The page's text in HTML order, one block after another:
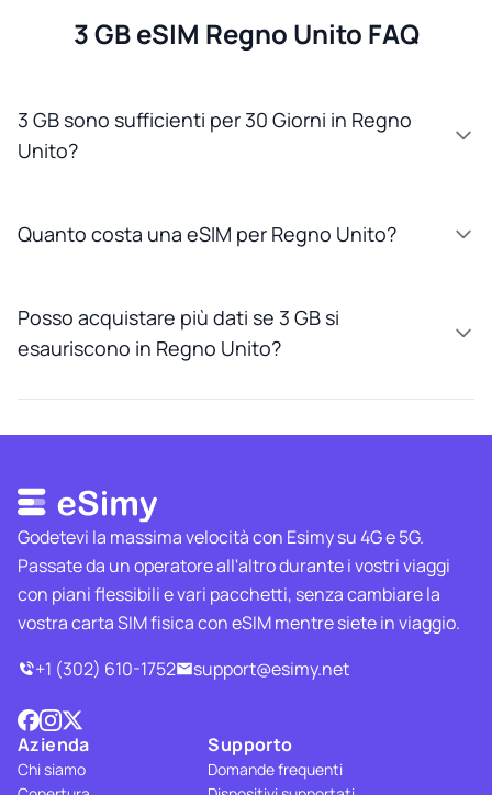
3 GB eSIM Regno Unito FAQ
3 GB sono sufficienti per 30 Giorni in Regno
Unito?
Quanto costa una eSIM per Regno Unito?
Posso acquistare più dati se 3 GB si
esauriscono in Regno Unito?
Godetevi la massima velocità con Esimy su 4G e 5G.
Passate da un operatore all'altro durante i vostri viaggi
con piani flessibili e vari pacchetti, senza cambiare la
vostra carta SIM fisica con eSIM mentre siete in viaggio.
+1 (302) 610-1752
support@esimy.net
Azienda
Chi siamo
Supporto
Domande frequenti